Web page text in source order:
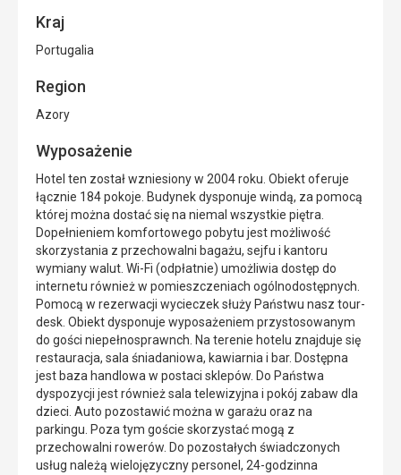
Kraj
Portugalia
Region
Azory
Wyposażenie
Hotel ten został wzniesiony w 2004 roku. Obiekt oferuje
łącznie 184 pokoje. Budynek dysponuje windą, za pomocą
której można dostać się na niemal wszystkie piętra.
Dopełnieniem komfortowego pobytu jest możliwość
skorzystania z przechowalni bagażu, sejfu i kantoru
wymiany walut. Wi-Fi (odpłatnie) umożliwia dostęp do
internetu również w pomieszczeniach ogólnodostępnych.
Pomocą w rezerwacji wycieczek służy Państwu nasz tour-
desk. Obiekt dysponuje wyposażeniem przystosowanym
do gości niepełnosprawnch. Na terenie hotelu znajduje się
restauracja, sala śniadaniowa, kawiarnia i bar. Dostępna
jest baza handlowa w postaci sklepów. Do Państwa
dyspozycji jest również sala telewizyjna i pokój zabaw dla
dzieci. Auto pozostawić można w garażu oraz na
parkingu. Poza tym goście skorzystać mogą z
przechowalni rowerów. Do pozostałych świadczonych
usług należą wielojęzyczny personel, 24-godzinna